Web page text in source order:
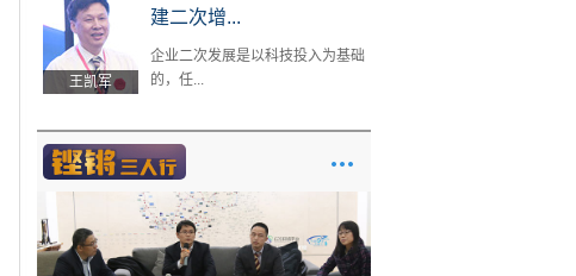
王凯军
建二次增...
企业二次发展是以科技投入为基础
的，任...